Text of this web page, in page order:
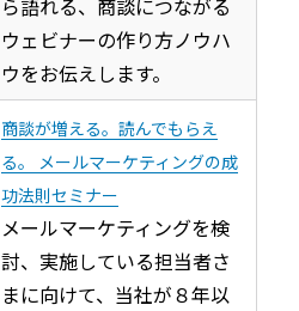
ウェビナーの作り方ノウハ
ウをお伝えします。
商談が増える。読んでもらえ
る。 メールマーケティングの成
功法則セミナー
メールマーケティングを検
討、実施している担当者さ
まに向けて、当社が８年以